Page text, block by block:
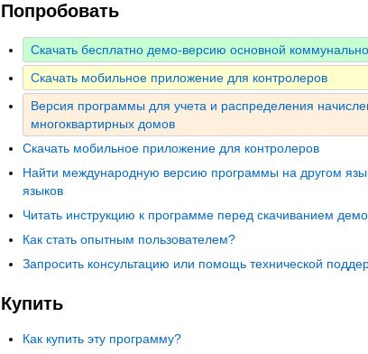
Попробовать
Скачать бесплатно демо-версию основной
Скачать мобильное приложение для контролеров
Версия программы для учета и распределения
многоквартирных домов
Скачать мобильное приложение для контролеров
Найти международную версию программы на другом
языков
Читать инструкцию к программе перед скачиванием
Как стать опытным пользователем?
Запросить консультацию или помощь технической
Купить
Как купить эту программу?